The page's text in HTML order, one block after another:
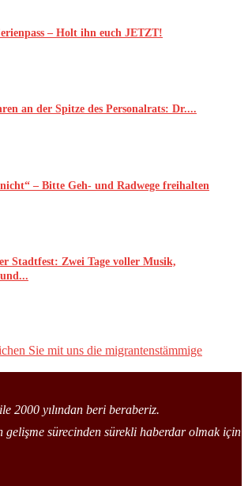
– Holt ihn euch JETZT!
an der Spitze des Personalrats: Dr....
– Bitte Geh- und Radwege freihalten
Stadtfest: Zwei Tage voller Musik,
2000 yılından beri beraberiz.
gelişme sürecinden sürekli haberdar olmak için